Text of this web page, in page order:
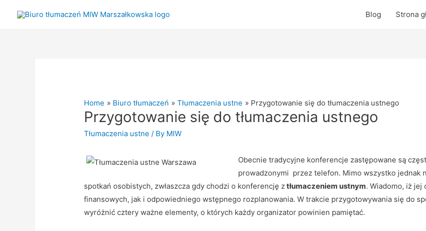
Blog Strona
Home Biuro tłumaczeń Tłumaczenia ustne Przygotowanie się do tłumaczenia ustnego
Przygotowanie się do tłumaczenia ustnego
Tłumaczenia ustne / By MIW
Obecnie tradycyjne konferencje zastępowane są
prowadzonymi przez telefon. Mimo wszystko jednak
spotkań osobistych, zwłaszcza gdy chodzi o konferencję ztłumaczeniem ustnym. Wiadomo, iż jej
finansowych, jak i odpowiedniego wstępnego rozplanowania. W trakcie przygotowywania się do
wyróżnić cztery ważne elementy, o których każdy organizator powinien pamiętać.